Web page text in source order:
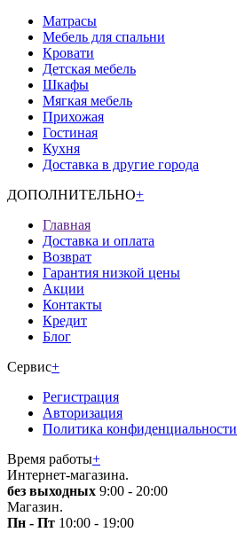
Матрасы
Мебель для спальни
Кровати
Детская мебель
Шкафы
Мягкая мебель
Прихожая
Гостиная
Кухня
Доставка в другие города
ДОПОЛНИТЕЛЬНО+
Главная
Доставка и оплата
Возврат
Гарантия низкой цены
Акции
Контакты
Кредит
Блог
Сервис+
Регистрация
Авторизация
Политика конфиденциальности
Время работы+
Интернет-магазина.
без выходных 9:00 - 20:00
Магазин.
Пн - Пт 10:00 - 19:00